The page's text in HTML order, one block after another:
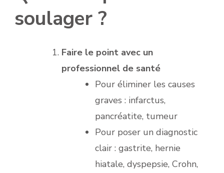
soulager ?
Faire le point avec un
professionnel de santé
Pour éliminer les causes
graves : infarctus,
pancréatite, tumeur
Pour poser un diagnostic
clair : gastrite, hernie
hiatale, dyspepsie, Crohn,